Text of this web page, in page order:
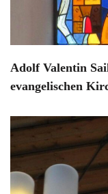
Adolf Valentin
evangelischen